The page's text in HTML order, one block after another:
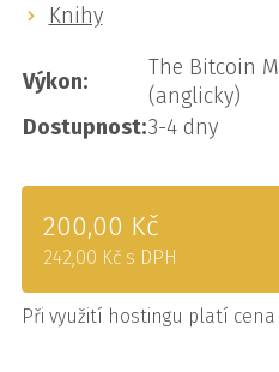
Knihy
Výkon:
The Bitcoin
(anglicky)
Dostupnost:3-4 dny
200,00 Kč
242,00 Kč s DPH
Při využití hostingu platí cena